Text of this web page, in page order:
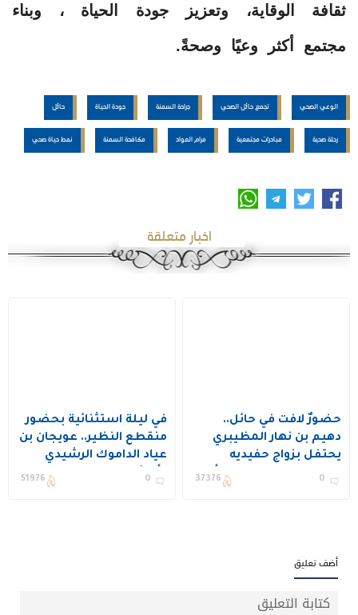
ثقافة الوقاية، وتعزيز جودة الحياة ، وبناء
مجتمع أكثر وعيًا وصحةً.
الوعي الصحي تجمع حائل الصحي جراحة السمنة جودة الحياة حائل
رحلة صحية مبادرات مجتمعية مرام العواد مكافحة السمنة نمط حياة صحي
اخبار متعلقة
حضورٌ لافت في حائل..
دهيم بن نهار المظيبري
يحتفل بزواج حفيديه
المهندس بدر والملازم أول
تركي في قصر المعالي
0
37376
في ليلة استثنائية بحضور
منقطع النظير.. عويجان بن
عياد الداموك الرشيدي
وأبنائه يحتفلون بزواج
ابنهم “فهد” في حائل
0
51976
أضف تعليق